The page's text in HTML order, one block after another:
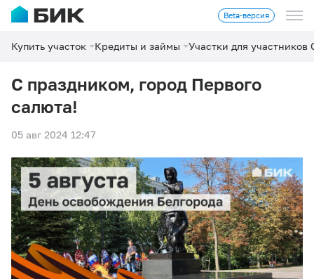
Beta-версия
Купить участок Кредиты и займы Участки для участников
С праздником, город Первого
салюта!
05 авг 2024 12:47